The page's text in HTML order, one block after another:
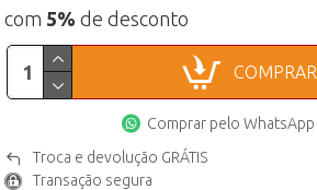
com 5% de desconto
COMPRAR
Comprar pelo WhatsApp
Troca e devolução GRÁTIS
Transação segura